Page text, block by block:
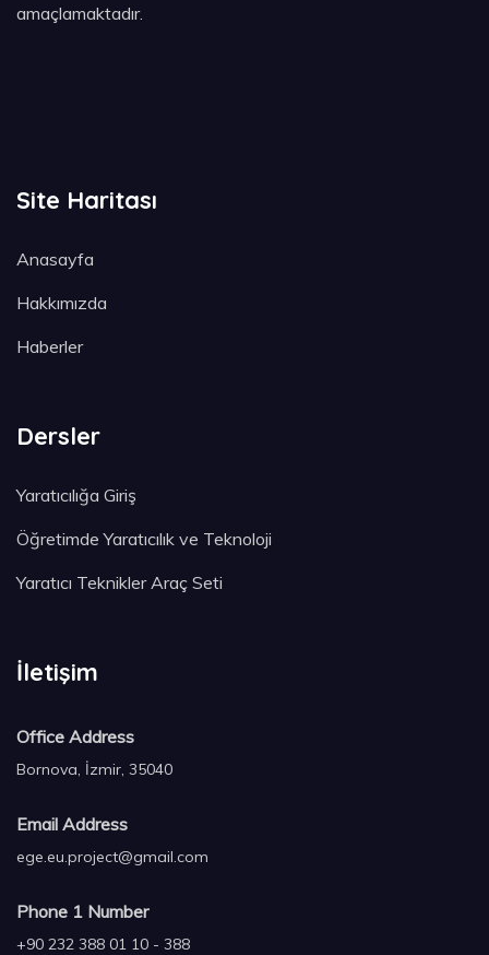
amaçlamaktadır.
Site Haritası
Anasayfa
Hakkımızda
Haberler
Dersler
Yaratıcılığa Giriş
Öğretimde Yaratıcılık ve Teknoloji
Yaratıcı Teknikler Araç Seti
İletişim
Office Address
Bornova, İzmir, 35040
Email Address
ege.eu.project@gmail.com
Phone 1 Number
+90 232 388 01 10 - 388